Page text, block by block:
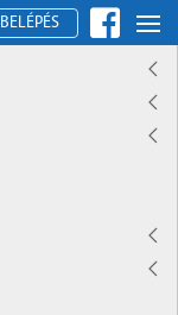
BELÉPÉS